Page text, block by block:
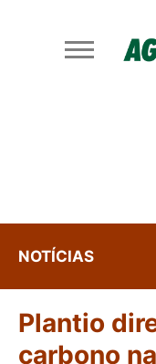
NOTÍCIAS
Plantio
carbono